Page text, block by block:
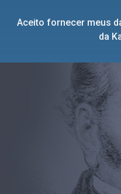
Aceito fornecer meus
da